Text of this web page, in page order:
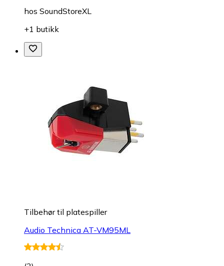
hos SoundStoreXL
+1 butikk
Tilbehør til platespiller
Audio Technica AT-VM95ML